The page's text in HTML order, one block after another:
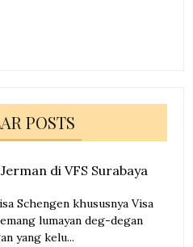
POSTS
di VFS Surabaya
Schengen khususnya Visa
lumayan deg-degan
yang kelu...